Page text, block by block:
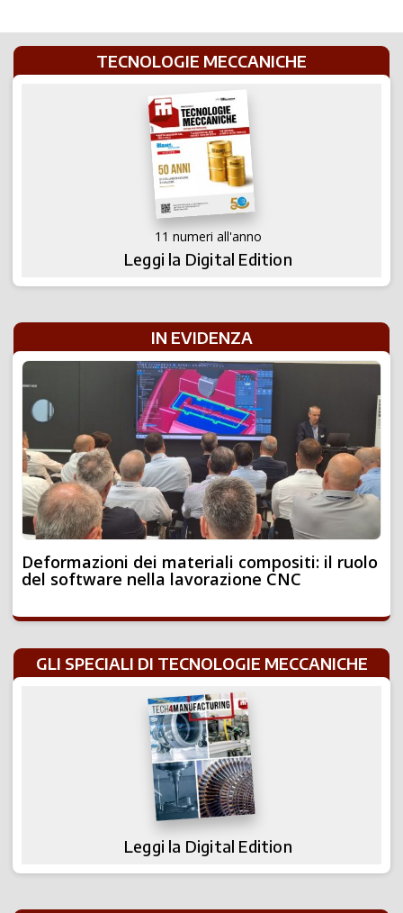
TECNOLOGIE MECCANICHE
11 numeri all'anno
Leggi la Digital Edition
IN EVIDENZA
Deformazioni dei materiali compositi: il ruolo
del software nella lavorazione CNC
GLI SPECIALI DI TECNOLOGIE MECCANICHE
Leggi la Digital Edition